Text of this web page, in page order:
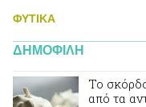
ΦΥΤΙΚA
ΔΗΜΟΦΙΛΗ
Το
από τα